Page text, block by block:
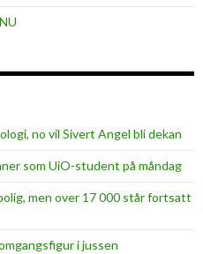
no vil Sivert Angel bli dekan
som UiO-student på måndag
men over 17 000 står fortsatt
i jussen